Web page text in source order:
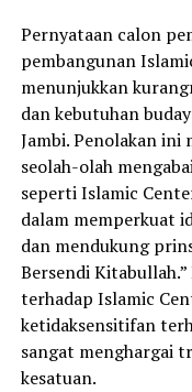
Pernyataan calon
pembangunan
menunjukkan
dan kebutuhan
Jambi. Penolakan ini
seolah-olah
seperti Islamic
dalam memperkuat
dan mendukung
Bersendi
terhadap Islamic
ketidaksensitifan
sangat menghargai
kesatuan.